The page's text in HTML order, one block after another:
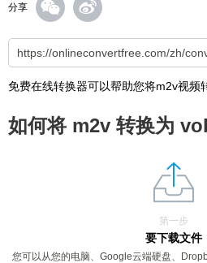
分享
免费在线转换器可以帮助您将m2v视频
如何将 m2v 转换为
第一步
要下载文件
您可以从您的电脑、Google云端硬盘、